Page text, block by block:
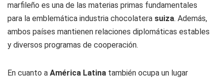
marfileño es una de las materias primas fundamentales
para la emblemática industria chocolatera suiza. Además,
ambos países mantienen relaciones diplomáticas estables
y diversos programas de cooperación.
En cuanto a América Latina también ocupa un lugar